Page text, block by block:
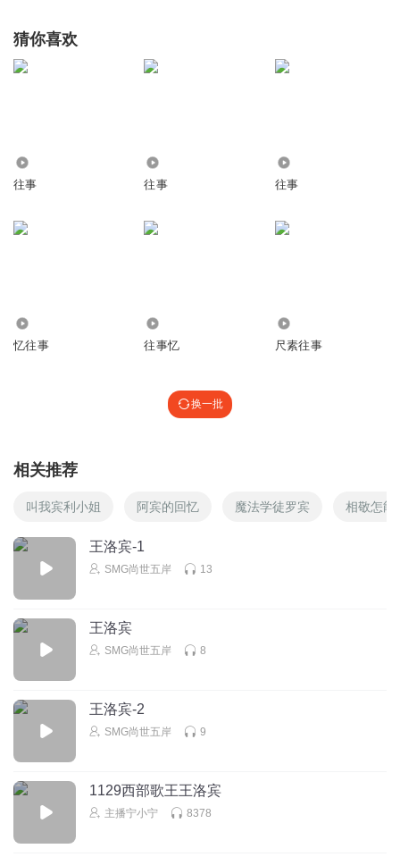
猜你喜欢
往事 往事 往事
忆往事 往事忆 尺素往事
换一批
相关推荐
叫我宾利小姐 阿宾的回忆 魔法学徒罗宾 相敬怎能
王洛宾-1
SMG尚世五岸 13
王洛宾
SMG尚世五岸 8
王洛宾-2
SMG尚世五岸 9
1129西部歌王王洛宾
主播宁小宁 8378